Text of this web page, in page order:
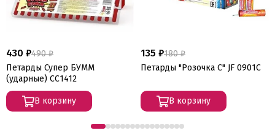
430 ₽490 ₽
Петарды Супер БУММ
(ударные) СС1412
В корзину
135 ₽180 ₽
Петарды "Розочка С" JF 0901C
В корзину